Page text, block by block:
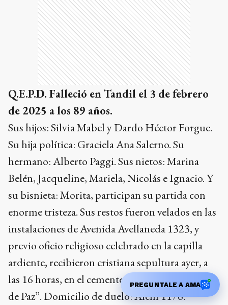
Q.E.P.D. Falleció en Tandil el 3 de febrero
de 2025 a los 89 años.
Sus hijos: Silvia Mabel y Dardo Héctor Forgue.
Su hija política: Graciela Ana Salerno. Su
hermano: Alberto Paggi. Sus nietos: Marina
Belén, Jacqueline, Mariela, Nicolás e Ignacio. Y
su bisnieta: Morita, participan su partida con
enorme tristeza. Sus restos fueron velados en las
instalaciones de Avenida Avellaneda 1323, y
previo oficio religioso celebrado en la capilla
ardiente, recibieron cristiana sepultura ayer, a
las 16 horas, en el cementerio parque “Pradera
de Paz”. Domicilio de duelo: Alem 1176.
PREGUNTALE A AMA